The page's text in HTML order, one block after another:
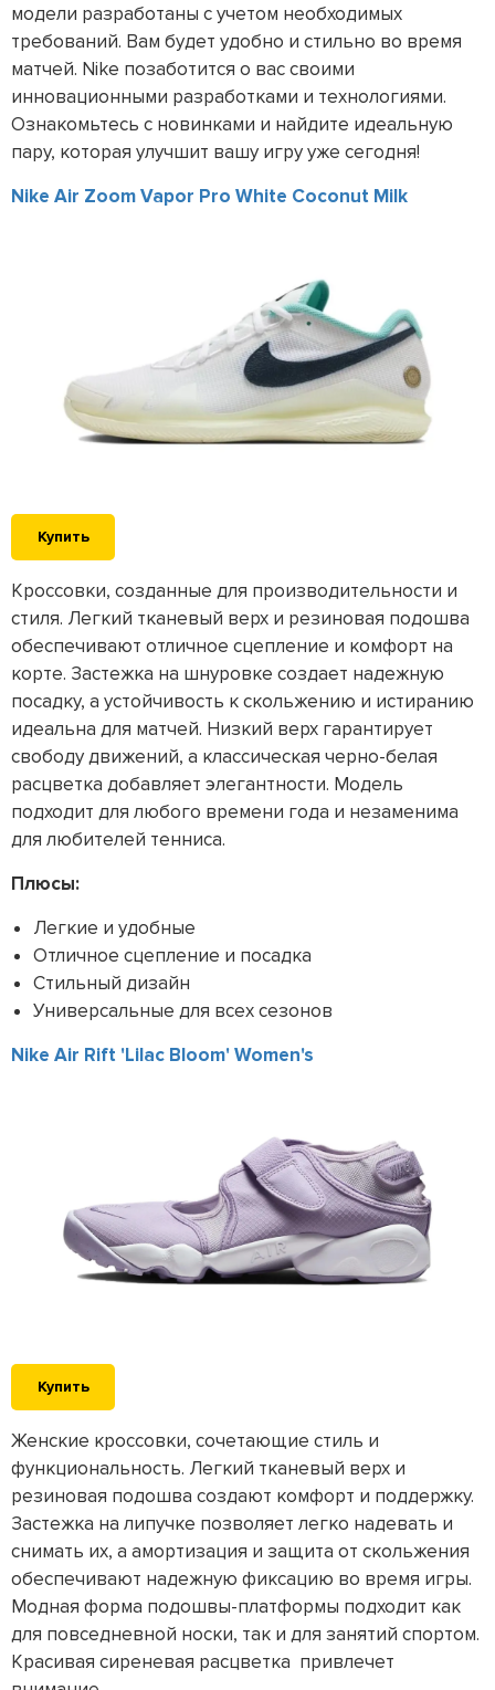
модели разработаны с учетом необходимых
требований. Вам будет удобно и стильно во время
матчей. Nike позаботится о вас своими
инновационными разработками и технологиями.
Ознакомьтесь с новинками и найдите идеальную
пару, которая улучшит вашу игру уже сегодня!
Nike Air Zoom Vapor Pro White Coconut Milk
Купить
Кроссовки, созданные для производительности и
стиля. Легкий тканевый верх и резиновая подошва
обеспечивают отличное сцепление и комфорт на
корте. Застежка на шнуровке создает надежную
посадку, а устойчивость к скольжению и истиранию
идеальна для матчей. Низкий верх гарантирует
свободу движений, а классическая черно-белая
расцветка добавляет элегантности. Модель
подходит для любого времени года и незаменима
для любителей тенниса.
Плюсы:
Легкие и удобные
Отличное сцепление и посадка
Стильный дизайн
Универсальные для всех сезонов
Nike Air Rift 'Lilac Bloom' Women's
Купить
Женские кроссовки, сочетающие стиль и
функциональность. Легкий тканевый верх и
резиновая подошва создают комфорт и поддержку.
Застежка на липучке позволяет легко надевать и
снимать их, а амортизация и защита от скольжения
обеспечивают надежную фиксацию во время игры.
Модная форма подошвы-платформы подходит как
для повседневной носки, так и для занятий спортом.
Красивая сиреневая расцветка привлечет